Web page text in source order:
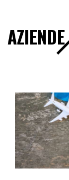
AZIENDE